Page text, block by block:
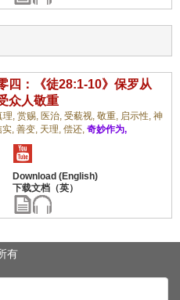
四：《徒28:1-10》保罗从
众人敬重
理, 赏赐, 医治, 受藐视, 敬重, 启示性, 神
实, 善变, 天理, 偿还, 奇妙作为,
有